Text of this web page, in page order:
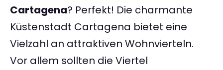
Cartagena? Perfekt! Die charmante
Küstenstadt Cartagena bietet eine
Vielzahl an attraktiven Wohnvierteln.
Vor allem sollten die Viertel